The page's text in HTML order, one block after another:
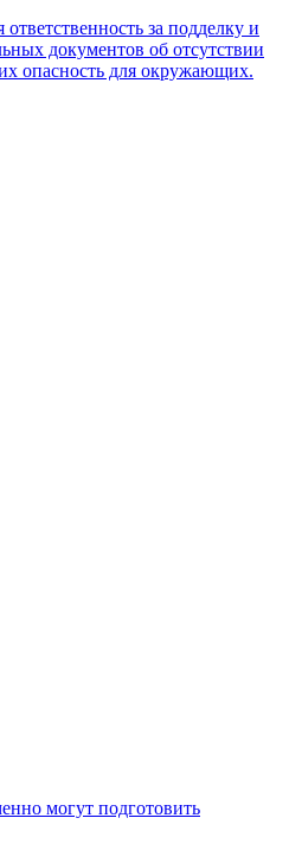
за подделку и
документов об отсутствии
опасность для окружающих.
могут подготовить